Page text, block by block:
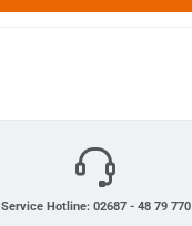
Service Hotline: 02687 - 48 79 770